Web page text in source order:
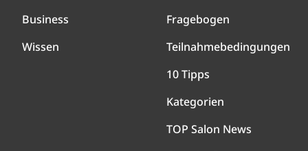
Business
Wissen
Fragebogen
Teilnahmebedingungen
10 Tipps
Kategorien
TOP Salon News